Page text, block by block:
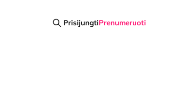
PrisijungtiPrenumeruoti